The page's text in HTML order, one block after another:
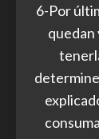
6-Por
quedan